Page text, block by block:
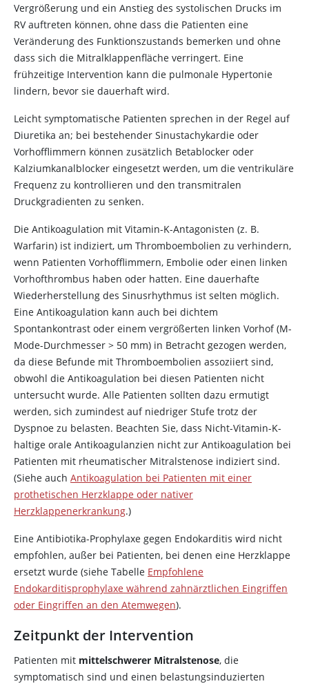
Vergrößerung und ein Anstieg des systolischen Drucks im
RV auftreten können, ohne dass die Patienten eine
Veränderung des Funktionszustands bemerken und ohne
dass sich die Mitralklappenfläche verringert. Eine
frühzeitige Intervention kann die pulmonale Hypertonie
lindern, bevor sie dauerhaft wird.
Leicht symptomatische Patienten sprechen in der Regel auf
Diuretika an; bei bestehender Sinustachykardie oder
Vorhofflimmern können zusätzlich Betablocker oder
Kalziumkanalblocker eingesetzt werden, um die ventrikuläre
Frequenz zu kontrollieren und den transmitralen
Druckgradienten zu senken.
Die Antikoagulation mit Vitamin-K-Antagonisten (z. B.
Warfarin) ist indiziert, um Thromboembolien zu verhindern,
wenn Patienten Vorhofflimmern, Embolie oder einen linken
Vorhofthrombus haben oder hatten. Eine dauerhafte
Wiederherstellung des Sinusrhythmus ist selten möglich.
Eine Antikoagulation kann auch bei dichtem
Spontankontrast oder einem vergrößerten linken Vorhof (M-
Mode-Durchmesser > 50 mm) in Betracht gezogen werden,
da diese Befunde mit Thromboembolien assoziiert sind,
obwohl die Antikoagulation bei diesen Patienten nicht
untersucht wurde. Alle Patienten sollten dazu ermutigt
werden, sich zumindest auf niedriger Stufe trotz der
Dyspnoe zu belasten. Beachten Sie, dass Nicht-Vitamin-K-
haltige orale Antikoagulanzien nicht zur Antikoagulation bei
Patienten mit rheumatischer Mitralstenose indiziert sind.
(Siehe auch Antikoagulation bei Patienten mit einer
prothetischen Herzklappe oder nativer
Herzklappenerkrankung.)
Eine Antibiotika-Prophylaxe gegen Endokarditis wird nicht
empfohlen, außer bei Patienten, bei denen eine Herzklappe
ersetzt wurde (siehe Tabelle Empfohlene
Endokarditisprophylaxe während zahnärztlichen Eingriffen
oder Eingriffen an den Atemwegen).
Zeitpunkt der Intervention
Patienten mit mittelschwerer Mitralstenose, die
symptomatisch sind und einen belastungsinduzierten